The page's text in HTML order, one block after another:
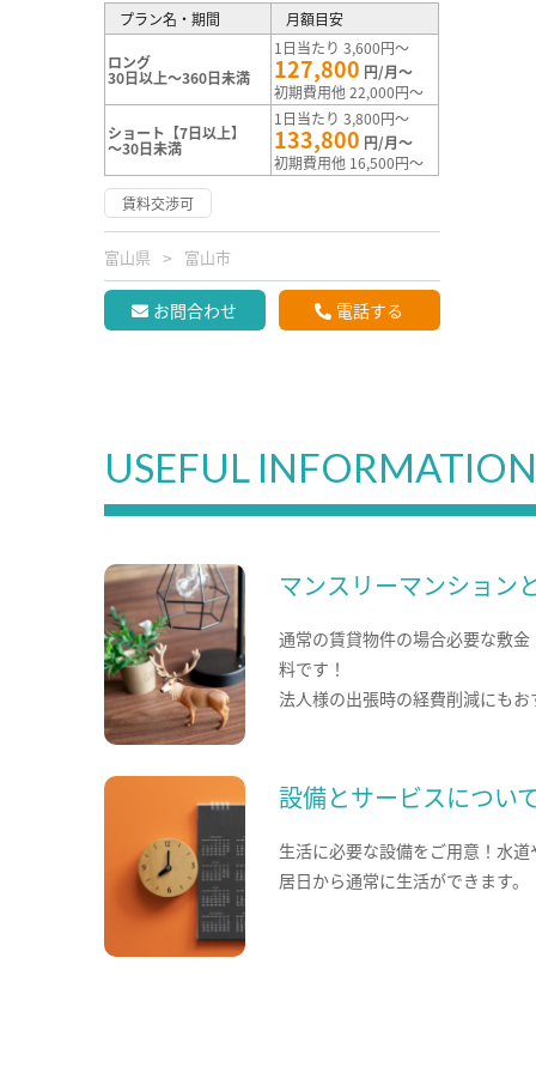
プラン名・期間 月額目安
ロング
30日以上～360日未満
1日当たり 3,600円～
127,800 円/月～
初期費用他 22,000円～
ショート【7日以上】
～30日未満
1日当たり 3,800円～
133,800 円/月～
初期費用他 16,500円～
賃料交渉可
富山県 富山市
お問合わせ 電話する
USEFUL INFORMATION
マンスリーマンション
通常の賃貸物件の場合必要な敷
料です！
法人様の出張時の経費削減にもお
設備とサービスについ
生活に必要な設備をご用意！水
居日から通常に生活ができます。